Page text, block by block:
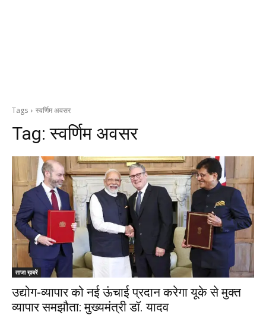
Tags स्वर्णिम अवसर
Tag:स्वर्णिम अवसर
ताजा ख़बरें
उद्योग-व्यापार को नई ऊंचाई प्रदान करेगा यूके से मुक्त
व्यापार समझौता: मुख्यमंत्री डॉ. यादव